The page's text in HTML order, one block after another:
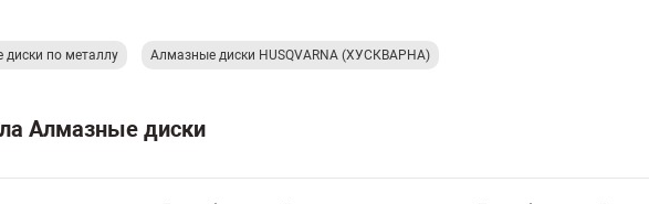
по металлу Алмазные диски HUSQVARNA (ХУСКВАРНА)
Алмазные диски